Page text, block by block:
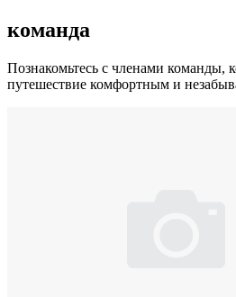
команда
Познакомьтесь с членами команды,
путешествие комфортным и